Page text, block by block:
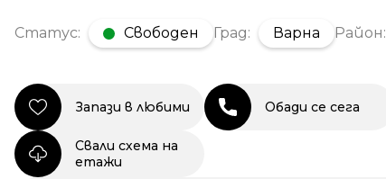
Статус: Свободен Град: Варна Район:
Запази в любими Обади се сега
Свали схема на
етажи